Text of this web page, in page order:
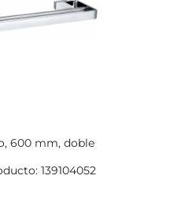
600 mm, doble
139104052